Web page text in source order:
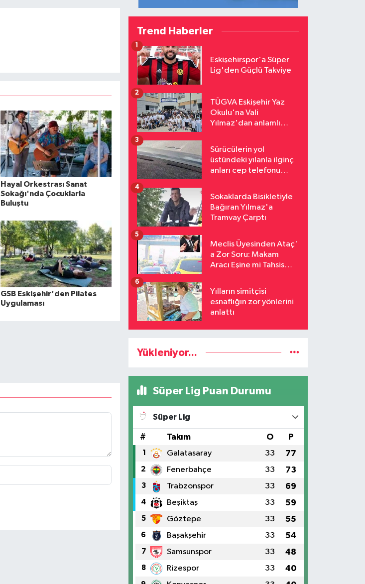
Hayal Orkestrası Sanat
Sokağı'nda Çocuklarla
Buluştu
GSB Eskişehir'den Pilates
Uygulaması
Trend Haberler
Eskişehirspor'a Süper
Lig'den Güçlü Takviye
1
TÜGVA Eskişehir Yaz
Okulu'na Vali
Yılmaz'dan anlamlı
2
Sürücülerin yol
üstündeki yılanla ilginç
anları cep telefonu
3
Sokaklarda Bisikletiyle
Bağıran Yılmaz'a
Tramvay Çarptı
4
Meclis Üyesinden Ataç'
a Zor Soru: Makam
Aracı Eşine mi Tahsis
5
Yılların simitçisi
esnaflığın zor yönlerini
anlattı
6
Yükleniyor...
Süper Lig Puan Durumu
Süper Lig
# Takım O P
1 Galatasaray 33 77
2 Fenerbahçe 33 73
3 Trabzonspor 33 69
4 Beşiktaş 33 59
5 Göztepe 33 55
6 Başakşehir 33 54
7 Samsunspor 33 48
8 Rizespor 33 40